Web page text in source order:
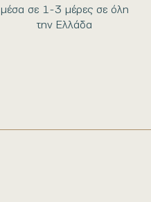
μέσα σε 1-3 μέρες σε όλη
την Ελλάδα